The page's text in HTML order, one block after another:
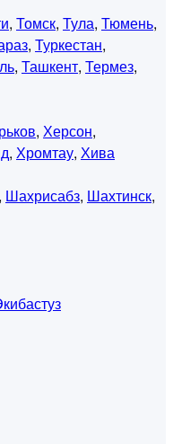
, Томск, Тула, Тюмень,
, Туркестан,
, Ташкент, Термез,
, Херсон,
, Хромтау, Хива
, Шахрисабз, Шахтинск,